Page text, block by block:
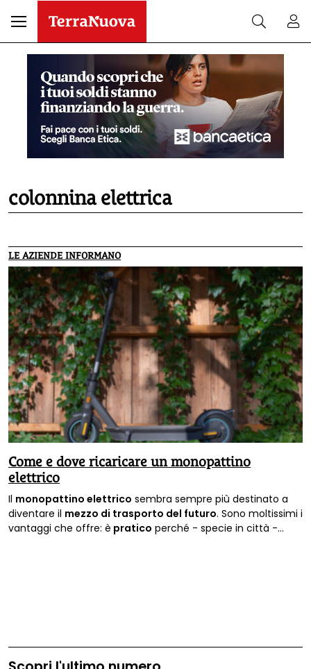
colonnina elettrica
LE AZIENDE INFORMANO
Come e dove ricaricare un monopattino
elettrico
Il monopattino elettrico sembra sempre più destinato a
diventare il mezzo di trasporto del futuro. Sono moltissimi i
vantaggi che offre: è pratico perché - specie in città -